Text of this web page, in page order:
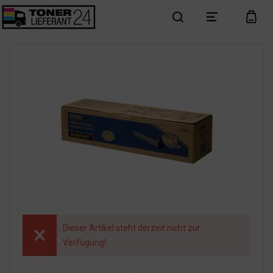
search menu cart
Dieser Artikel steht derzeit nicht zur
Verfügung!